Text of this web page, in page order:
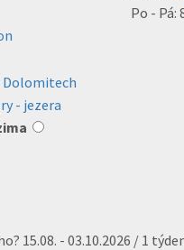
Po - Pá:
Dolomitech
- jezera
15.08. - 03.10.2026 / 1